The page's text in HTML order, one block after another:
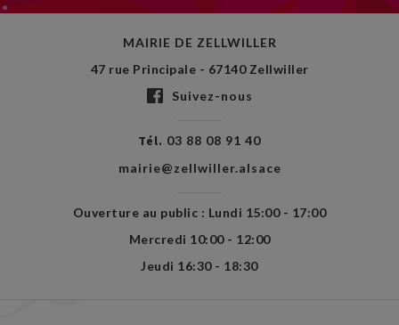
MAIRIE DE ZELLWILLER
47 rue Principale - 67140 Zellwiller
Suivez-nous
Tél. 03 88 08 91 40
mairie@zellwiller.alsace
Ouverture au public : Lundi 15:00 - 17:00
Mercredi 10:00 - 12:00
Jeudi 16:30 - 18:30